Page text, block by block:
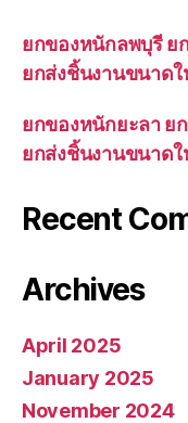
ยกของหนักลพบุรี ย
ยกส่งชิ้นงานขนาด
ยกของหนักยะลา ย
ยกส่งชิ้นงานขนาด
Recent
Archives
April 2025
January 2025
November 2024